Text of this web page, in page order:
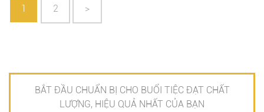
1 2 >
BẮT ĐẦU CHUẨN BỊ CHO BUỔI TIỆC ĐẠT CHẤT
LƯỢNG, HIỆU QUẢ NHẤT CỦA BẠN